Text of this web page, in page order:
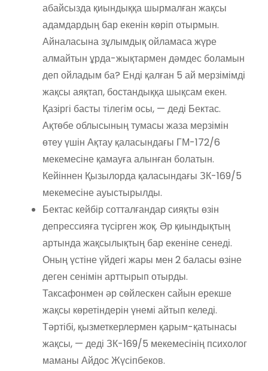
абайсызда қиындыққа шырмалған жақсы
адамдардың бар екенін көріп отырмын.
Айналасына зұлымдық ойламаса жүре
алмайтын ұрда-жықтармен дәмдес боламын
деп ойладым ба? Енді қалған 5 ай мерзімімді
жақсы аяқтап, бостандыққа шықсам екен.
Қазіргі басты тілегім осы, — деді Бектас.
Ақтөбе облысының тумасы жаза мерзімін
өтеу үшін Ақтау қаласындағы ГМ-172/6
мекемесіне қамауға алынған болатын.
Кейіннен Қызылорда қаласындағы ЗК-169/5
мекемесіне ауыстырылды.
Бектас кейбір сотталғандар сияқты өзін
депрессияға түсірген жоқ. Әр қиындықтың
артында жақсылықтың бар екеніне сенеді.
Оның үстіне үйдегі жары мен 2 баласы өзіне
деген сенімін арттырып отырды.
Таксафонмен әр сөйлескен сайын ерекше
жақсы көретіндерін үнемі айтып келеді.
Тәртібі, қызметкерлермен қарым-қатынасы
жақсы, — деді ЗК-169/5 мекемесінің психолог
маманы Айдос Жүсіпбеков.